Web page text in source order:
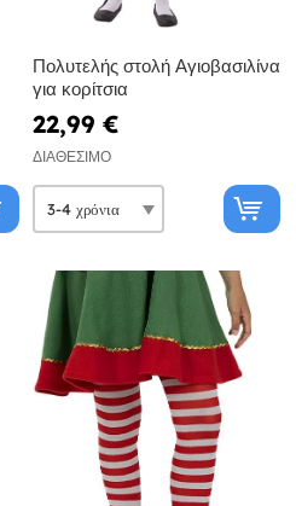
Πολυτελής στολή Αγιοβασιλίνα
για κορίτσια
22,99 €
ΔΙΑΘΈΣΙΜΟ